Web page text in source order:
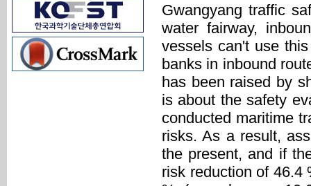
Gwangyang traffic
water fairway,
vessels can't use
banks in inbound
has been raised by
is about the safety
conducted maritime
risks. As a result,
the present, and if
risk reduction of 46.4